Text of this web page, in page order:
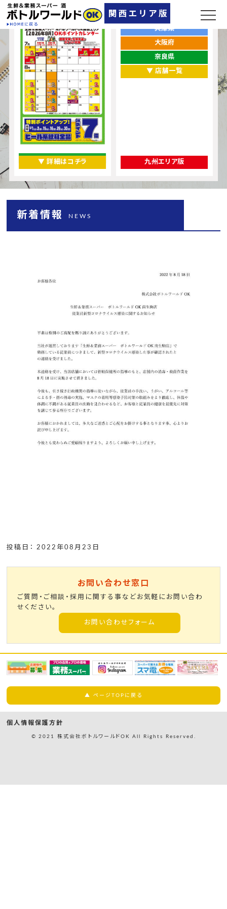
ポイントカレンダー
▼ 詳細はコチラ
お店をエリアから探す
兵庫県
大阪府
奈良県
▼ 店舗一覧
九州エリア版
新着情報 NEWS
投稿日： 2022年08月23日
お問い合わせ窓口
ご質問・ご相談・採用に関する事などお気軽にお問い合わ
せください。
お問い合わせフォーム
▲ ページTOPに戻る
個人情報保護方針
© 2021 株式会社ボトルワールドOK All Rights Reserved.